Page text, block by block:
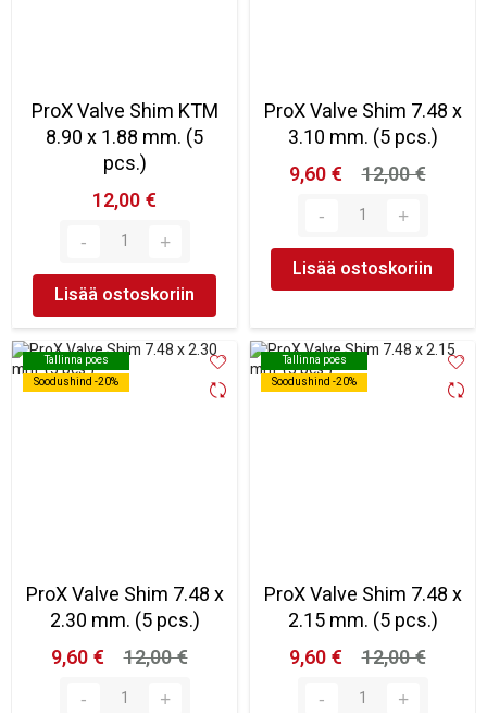
ProX Valve Shim KTM
8.90 x 1.88 mm. (5
pcs.)
12,00 €
Lisää ostoskoriin
ProX Valve Shim 7.48 x
3.10 mm. (5 pcs.)
9,60 €
12,00 €
Lisää ostoskoriin
Tallinna poes
Soodushind -20%
Tallinna poes
Soodushind -20%
ProX Valve Shim 7.48 x
2.30 mm. (5 pcs.)
9,60 €
12,00 €
Tallinna poes
Soodushind -20%
Tallinna poes
Soodushind -20%
ProX Valve Shim 7.48 x
2.15 mm. (5 pcs.)
9,60 €
12,00 €